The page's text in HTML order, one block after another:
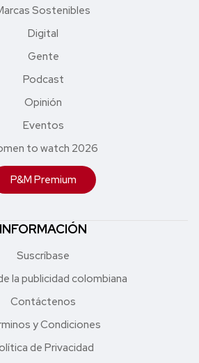
Sostenibles
Digital
Gente
Podcast
Opinión
Eventos
to watch 2026
P&M Premium
INFORMACIÓN
Suscríbase
la publicidad colombiana
Contáctenos
y Condiciones
de Privacidad